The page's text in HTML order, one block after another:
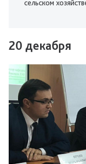
сельском
20 декабря